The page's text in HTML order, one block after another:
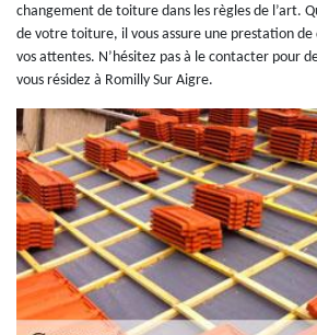
changement de toiture dans les règles de l’art.
de votre toiture, il vous assure une prestation
vos attentes. N’hésitez pas à le contacter pour
vous résidez à Romilly Sur Aigre.